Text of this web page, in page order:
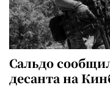
Сальдо
десанта на